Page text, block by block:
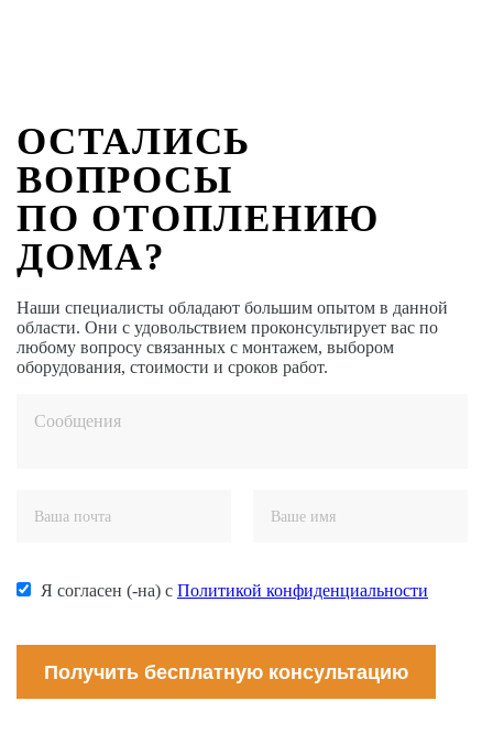
ОСТАЛИСЬ
ВОПРОСЫ
ПО ОТОПЛЕНИЮ
ДОМА?
Наши специалисты обладают большим опытом в данной
области. Они с удовольствием проконсультирует вас по
любому вопросу связанных с монтажем, выбором
оборудования, стоимости и сроков работ.
Я согласен (-на) с Политикой конфиденциальности
Получить бесплатную консультацию